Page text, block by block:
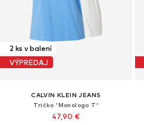
2 ks v balení
VÝPREDAJ
CALVIN KLEIN JEANS
Tričko 'Monologo T'
47,90 €